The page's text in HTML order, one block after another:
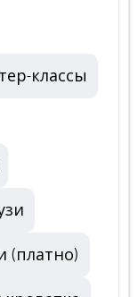
классы
(платно)